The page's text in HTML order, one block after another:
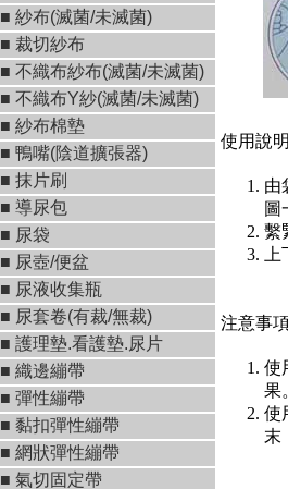
■ 紗布(滅菌/未滅菌)
■ 裁切紗布
■ 不織布紗布(滅菌/未滅菌)
■ 不織布Y紗(滅菌/未滅菌)
■ 紗布棉墊
■ 鴨嘴(陰道擴張器)
■ 抹片刷
■ 導尿包
■ 尿袋
■ 尿壺/便盆
■ 尿液收集瓶
■ 尿套卷(有裁/無裁)
■ 護理墊.看護墊.尿片
■ 織邊繃帶
■ 彈性繃帶
■ 黏扣彈性繃帶
■ 網狀彈性繃帶
■ 氣切固定帶
使用說
由
圖
繫
注意事
使
果
使
末